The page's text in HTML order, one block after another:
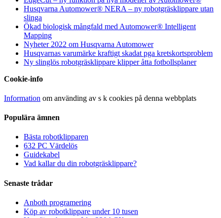
Husqvarna Automower® NERA – ny robotgräsklippare utan
slinga
Ökad biologisk mångfald med Automower® Intelligent
Mapping
Nyheter 2022 om Husqvarna Automower
Husqvarnas varumärke kraftigt skadat pga kretskortsproblem
Ny slinglös robotgräsklippare klipper åtta fotbollsplaner
Cookie-info
Information om använding av s k cookies på denna webbplats
Populära ämnen
Bästa robotklipparen
632 PC Värdelös
Guidekabel
Vad kallar du din robotgräsklippare?
Senaste trådar
Anboth programering
Köp av robotklippare under 10 tusen